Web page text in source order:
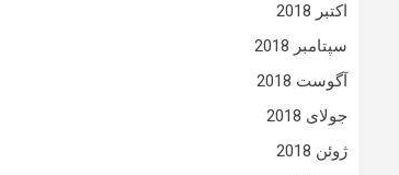
اکتبر 2018
سپتامبر 2018
آگوست 2018
جولای 2018
ژوئن 2018